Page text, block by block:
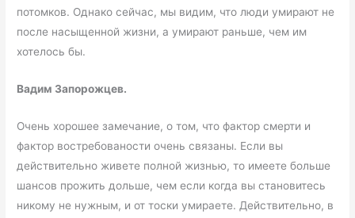
потомков. Однако сейчас, мы видим, что люди умирают не
после насыщенной жизни, а умирают раньше, чем им
хотелось бы.
Вадим Запорожцев.
Очень хорошее замечание, о том, что фактор смерти и
фактор востребованости очень связаны. Если вы
действительно живете полной жизнью, то имеете больше
шансов прожить дольше, чем если когда вы становитесь
никому не нужным, и от тоски умираете. Действительно, в